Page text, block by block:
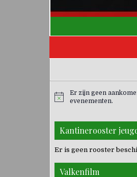
Er zijn geen
evenementen.
Kantinerooster
Er is geen rooster
Valkenfilm